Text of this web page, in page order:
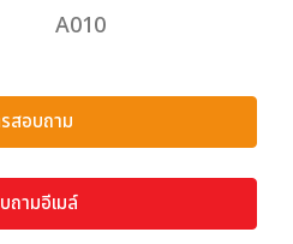
A010
สอบถาม
ามอีเมล์